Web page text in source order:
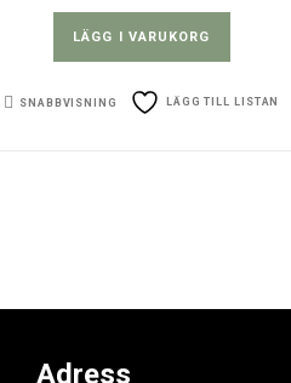
LÄGG I VARUKORG
SNABBVISNING LÄGG TILL LISTAN
Adress